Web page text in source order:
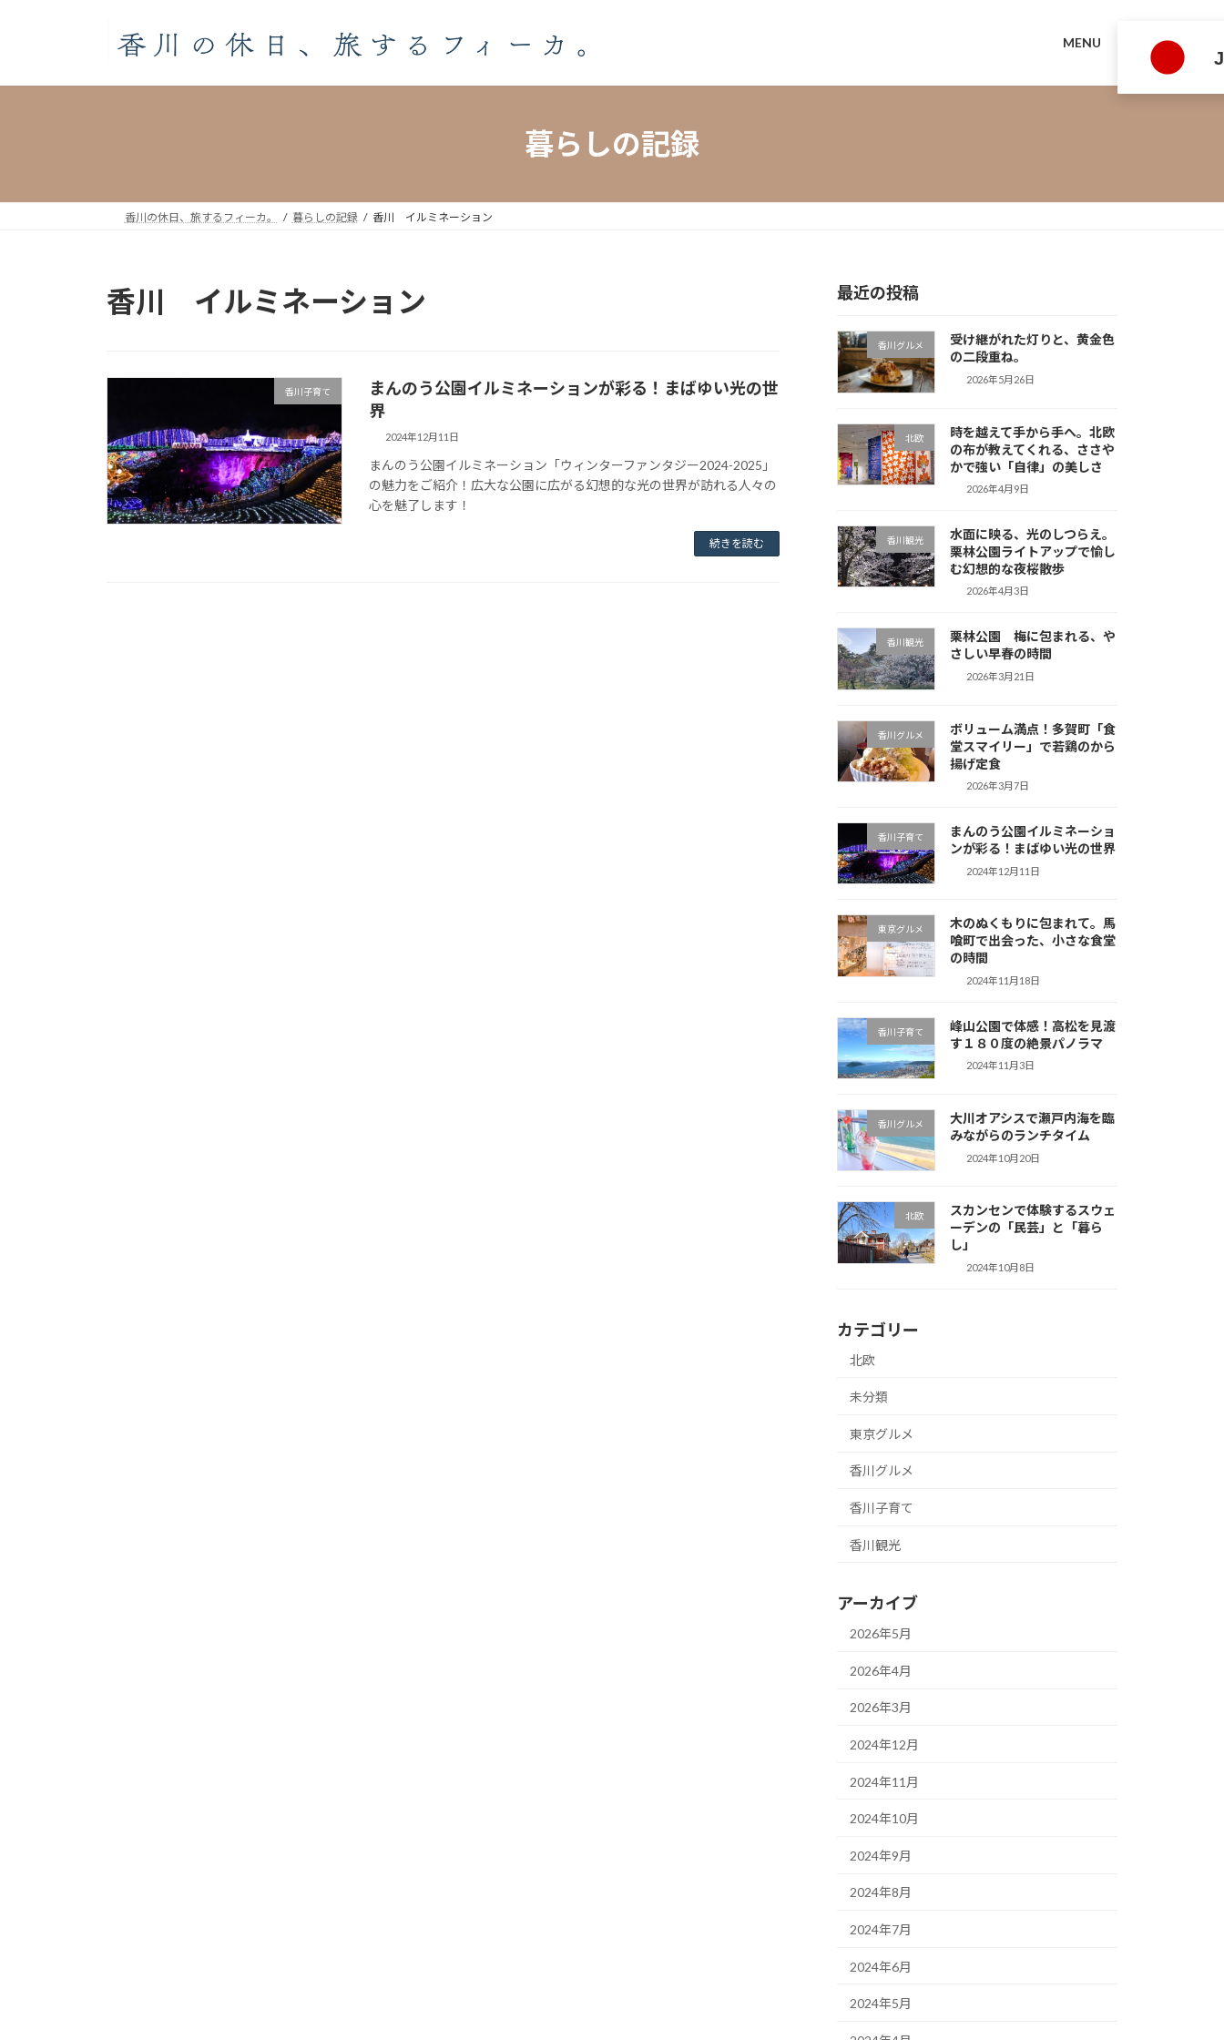
プ
動
MENU
暮らしの記録
香川の休日、旅するフィーカ。 暮らしの記録 香川 イルミネーション
香川 イルミネーション
香川子育て
まんのう公園イルミネーションが彩る！まばゆい光の世
界
2024年12月11日
まんのう公園イルミネーション「ウィンターファンタジー2024-2025」
の魅力をご紹介！広大な公園に広がる幻想的な光の世界が訪れる人々の
心を魅了します！
続きを読む
最近の投稿
香川グルメ
受け継がれた灯りと、黄金色
の二段重ね。
2026年5月26日
北欧
時を越えて手から手へ。北欧
の布が教えてくれる、ささや
かで強い「自律」の美しさ
2026年4月9日
香川観光
水面に映る、光のしつらえ。
栗林公園ライトアップで愉し
む幻想的な夜桜散歩
2026年4月3日
香川観光
栗林公園 梅に包まれる、や
さしい早春の時間
2026年3月21日
香川グルメ
ボリューム満点！多賀町「食
堂スマイリー」で若鶏のから
揚げ定食
2026年3月7日
香川子育て
まんのう公園イルミネーショ
ンが彩る！まばゆい光の世界
2024年12月11日
東京グルメ
木のぬくもりに包まれて。馬
喰町で出会った、小さな食堂
の時間
2024年11月18日
香川子育て
峰山公園で体感！高松を見渡
す１８０度の絶景パノラマ
2024年11月3日
香川グルメ
大川オアシスで瀬戸内海を臨
みながらのランチタイム
2024年10月20日
北欧
スカンセンで体験するスウェ
ーデンの「民芸」と「暮ら
し」
2024年10月8日
カテゴリー
北欧
未分類
東京グルメ
香川グルメ
香川子育て
香川観光
アーカイブ
2026年5月
2026年4月
2026年3月
2024年12月
2024年11月
2024年10月
2024年9月
2024年8月
2024年7月
2024年6月
2024年5月